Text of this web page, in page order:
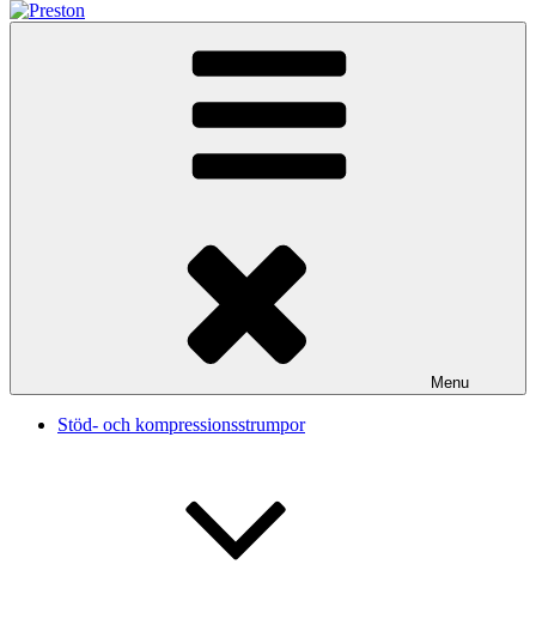
Menu
Stöd- och kompressionsstrumpor